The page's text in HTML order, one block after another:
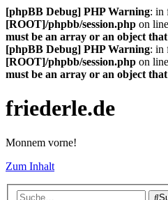
[phpBB Debug] PHP Warning: in
[ROOT]/phpbb/session.php on line
must be an array or an object
[phpBB Debug] PHP Warning: in
[ROOT]/phpbb/session.php on line
must be an array or an object
friederle.de
Monnem vorne!
Zum Inhalt